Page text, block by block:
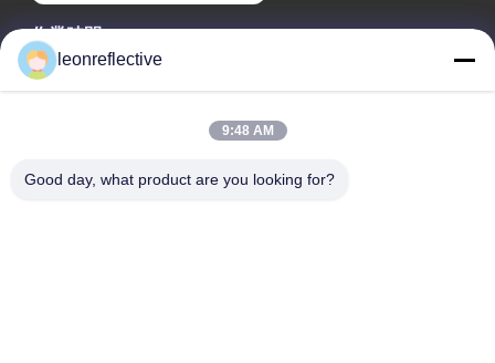
作業時間
9:00-18:00
2階,D2ビル,黄井科学技術公園,ハイテクゾーン,河北,安??,中国
leonreflective
9:48 AM
Good day, what product are you looking for?